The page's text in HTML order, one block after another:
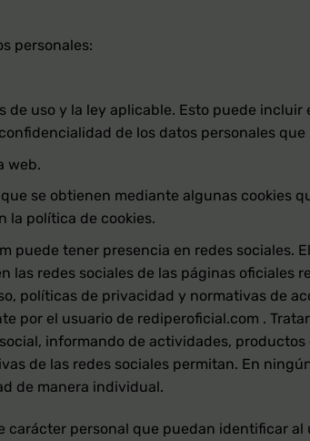
personales:
uso y la ley aplicable. Esto puede incluir
de los datos personales que
web.
se obtienen mediante algunas cookies
la política de cookies.
puede tener presencia en redes sociales.
las redes sociales de las páginas oficiales
políticas de privacidad y normativas de
por el usuario de rediperoficial.com .
informando de actividades,
de las redes sociales permitan. En
de manera individual.
carácter personal que puedan identificar al